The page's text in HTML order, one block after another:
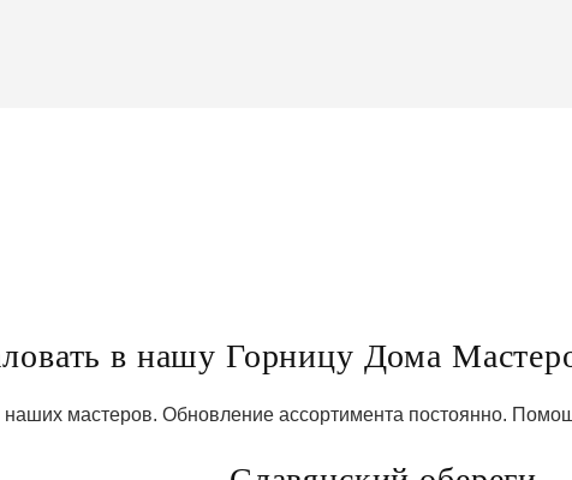
в нашу Горницу Дома
мастеров. Обновление ассортимента постоянно.